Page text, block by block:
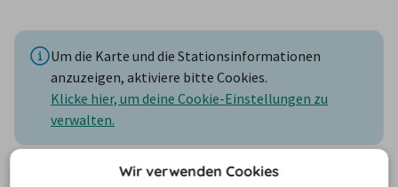
Um die Karte und die Stationsinformationen
anzuzeigen, aktiviere bitte Cookies.
Klicke hier, um deine Cookie-Einstellungen zu
verwalten.
Wir verwenden Cookies